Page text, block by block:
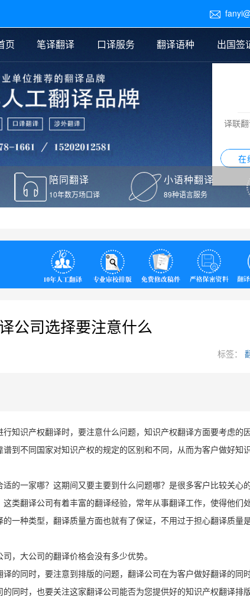

页 笔译翻译
译 法律翻译 说明书翻译 图
口译服务
传译 同声传译
翻译语种
老挝语翻译 泰语翻译
葡萄牙语翻译
出国签
料翻译
翻译
接种证明翻译
报告英文版翻
证件翻译报价
签证翻译
口译新闻
译联
在
陪同翻译
10年数万场口译
小语种翻译
89种语言服务
公司选择要注意什么
标签：
知识产权翻译时，要注意什么问题，知识产权翻译方面要考虑的
到不同国家对知识产权的规定的区别和不同，从而为客户做好知
适的一家哪？这期间又要主要到什么问题哪？是很多客户比较关心的
类翻译公司有着丰富的翻译经验，常年从事翻译工作，使得他们
一种类型，翻译质量方面也就有了保证，不用过于担心翻译质量
，大公司的翻译价格会没有多少优势。
的同时，要注意到排版的问题，翻译公司在为客户做好翻译的同
同时，也要关注这家翻译公司能否为您提供好的知识产权翻译排版